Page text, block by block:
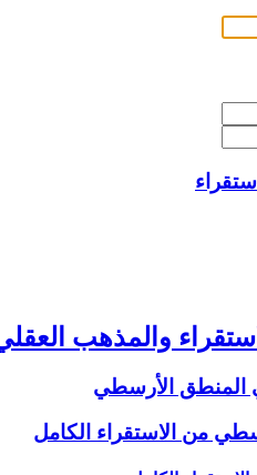
والمذهب
المنطق الأرسطي
من الاستقراء الكامل‏